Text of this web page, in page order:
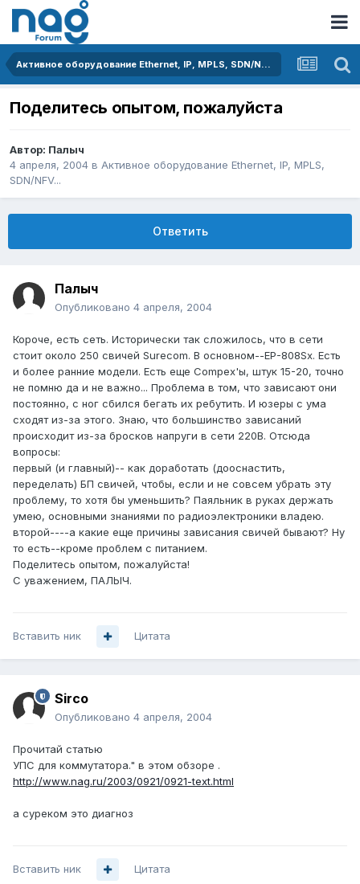
Активное оборудование Ethernet, IP, MPLS, SDN/NFV...
Поделитесь опытом, пожалуйста
Автор: Палыч
4 апреля, 2004 в Активное оборудование Ethernet, IP, MPLS,
SDN/NFV...
Ответить
Палыч
Опубликовано 4 апреля, 2004
Короче, есть сеть. Исторически так сложилось, что в сети
стоит около 250 свичей Surecom. В основном--ЕР-808Sx. Есть
и более ранние модели. Есть еще Compex'ы, штук 15-20, точно
не помню да и не важно... Проблема в том, что зависают они
постоянно, с ног сбился бегать их ребутить. И юзеры с ума
сходят из-за этого. Знаю, что большинство зависаний
происходит из-за бросков напруги в сети 220В. Отсюда
вопросы:
первый (и главный)-- как доработать (дооснастить,
переделать) БП свичей, чтобы, если и не совсем убрать эту
проблему, то хотя бы уменьшить? Паяльник в руках держать
умею, основными знаниями по радиоэлектроники владею.
второй----а какие еще причины зависания свичей бывают? Ну
то есть--кроме проблем с питанием.
Поделитесь опытом, пожалуйста!
С уважением, ПАЛЫЧ.
Вставить ник Цитата
Sirco
Опубликовано 4 апреля, 2004
Прочитай статью
УПС для коммутатора." в этом обзоре .
http://www.nag.ru/2003/0921/0921-text.html
а суреком это диагноз
Вставить ник Цитата